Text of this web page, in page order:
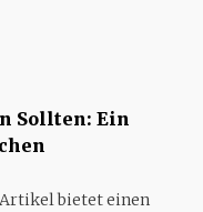
Sollten: Ein
bietet einen